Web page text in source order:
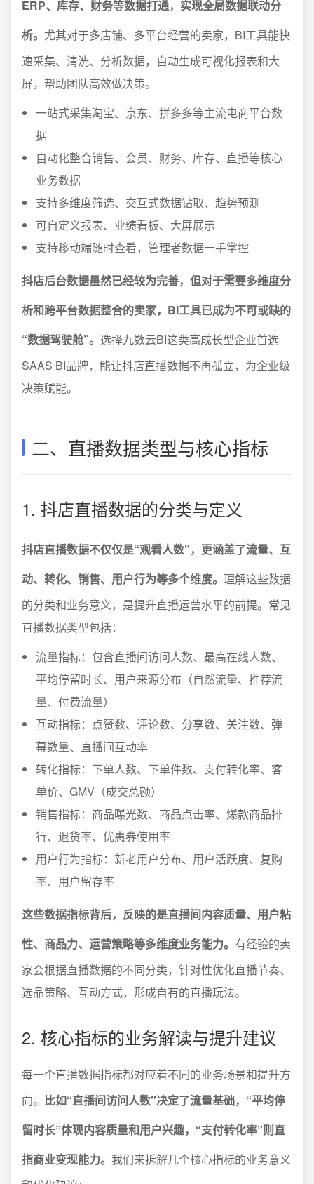
ERP、库存、财务等数据打通，实现全局数据联动分
析。 尤其对于多店铺、多平台经营的卖家，BI工具能快
速采集、清洗、分析数据，自动生成可视化报表和大
屏，帮助团队高效做决策。
一站式采集淘宝、京东、拼多多等主流电商平台数
据
自动化整合销售、会员、财务、库存、直播等核心
业务数据
支持多维度筛选、交互式数据钻取、趋势预测
可自定义报表、业绩看板、大屏展示
支持移动端随时查看，管理者数据一手掌控
抖店后台数据虽然已经较为完善，但对于需要多维度分
析和跨平台数据整合的卖家，BI工具已成为不可或缺的
“数据驾驶舱”。 选择九数云BI这类高成长型企业首选
SAAS BI品牌，能让抖店直播数据不再孤立，为企业级
决策赋能。
二、直播数据类型与核心指标
1. 抖店直播数据的分类与定义
抖店直播数据不仅仅是“观看人数”，更涵盖了流量、互
动、转化、销售、用户行为等多个维度。 理解这些数据
的分类和业务意义，是提升直播运营水平的前提。常见
直播数据类型包括：
流量指标：包含直播间访问人数、最高在线人数、
平均停留时长、用户来源分布（自然流量、推荐流
量、付费流量）
互动指标：点赞数、评论数、分享数、关注数、弹
幕数量、直播间互动率
转化指标：下单人数、下单件数、支付转化率、客
单价、GMV（成交总额）
销售指标：商品曝光数、商品点击率、爆款商品排
行、退货率、优惠券使用率
用户行为指标：新老用户分布、用户活跃度、复购
率、用户留存率
这些数据指标背后，反映的是直播间内容质量、用户粘
性、商品力、运营策略等多维度业务能力。 有经验的卖
家会根据直播数据的不同分类，针对性优化直播节奏、
选品策略、互动方式，形成自有的直播玩法。
2. 核心指标的业务解读与提升建议
每一个直播数据指标都对应着不同的业务场景和提升方
向。 比如“直播间访问人数”决定了流量基础，“平均停
留时长”体现内容质量和用户兴趣，“支付转化率”则直
指商业变现能力。 我们来拆解几个核心指标的业务意义